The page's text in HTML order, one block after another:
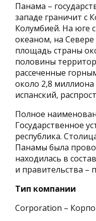
Панама –
западе граничит с
Колумбией. На юге
океаном, на
площадь страны
половины
рассеченные
около 2,8 миллиона
испанский,
Полное
Государственное
республика.
Панамы была
находилась в
и правительства –
Тип компании
Corporation –